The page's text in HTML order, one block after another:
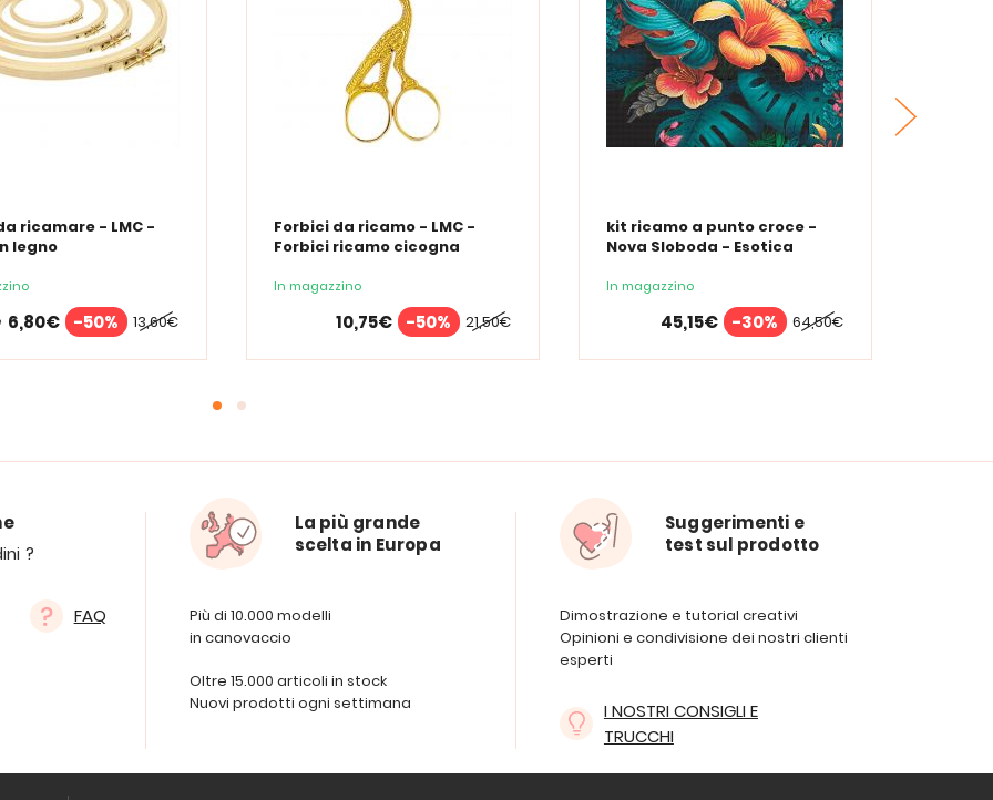
ricamare - LMC -
legno
13,60€
6,80€ -50%
Forbici da ricamo - LMC -
Forbici ricamo cicogna
In magazzino
21,50€
10,75€ -50%
kit ricamo a punto croce -
Nova Sloboda - Esotica
In magazzino
64,50€
45,15€ -30%
?
FAQ
La più grande
scelta in Europa
Più di 10.000 modelli
in canovaccio
Oltre 15.000 articoli in stock
Nuovi prodotti ogni settimana
Suggerimenti e
test sul prodotto
Dimostrazione e tutorial creativi
Opinioni e condivisione dei nostri clienti
esperti
I NOSTRI CONSIGLI E
TRUCCHI